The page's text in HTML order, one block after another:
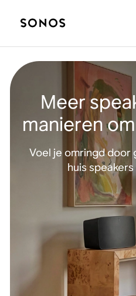
Meer
manieren
Voel je omringd door
huis